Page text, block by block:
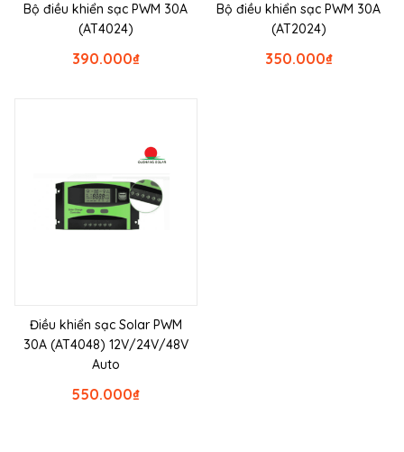
Bộ điều khiển sạc PWM 30A
(AT4024)
₫
390.000
Bộ điều khiển sạc PWM 30A
(AT2024)
₫
350.000
Điều khiển sạc Solar PWM
30A (AT4048) 12V/24V/48V
Auto
₫
550.000